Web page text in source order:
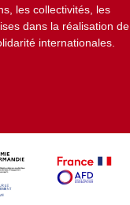
les collectivités, les
dans la réalisation de
internationales.